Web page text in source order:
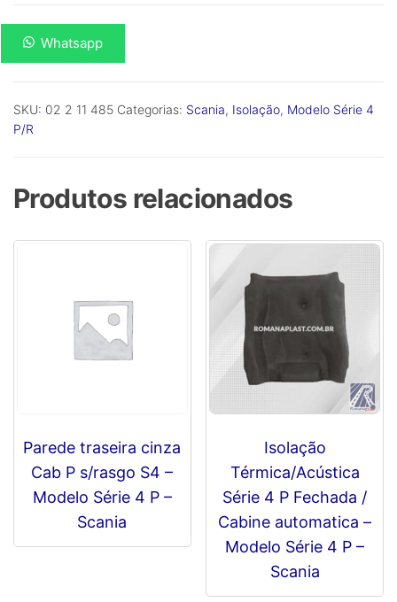
Isolação
Térmica/Acústica
P/R
-
4
-
Whatsapp
SKU: 02 2 11 485 Categorias: Scania, Isolação, Modelo Série 4
P/R
Produtos relacionados
Parede traseira cinza
Cab P s/rasgo S4 –
Modelo Série 4 P –
Scania
Isolação
Térmica/Acústica
Série 4 P Fechada /
Cabine automatica –
Modelo Série 4 P –
Scania